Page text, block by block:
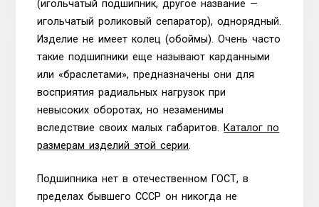
(игольчатый подшипник, другое название —
игольчатый роликовый сепаратор), однорядный.
Изделие не имеет колец (обоймы). Очень часто
такие подшипники еще называют карданными
или «браслетами», предназначены они для
восприятия радиальных нагрузок при
невысоких оборотах, но незаменимы
вследствие своих малых габаритов. Каталог по
размерам изделий этой серии.
Подшипника нет в отечественном ГОСТ, в
пределах бывшего СССР он никогда не